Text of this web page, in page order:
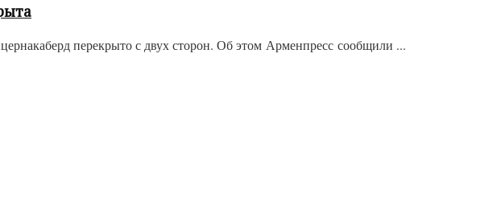
перекрыто с двух сторон. Об этом Арменпресс сообщили ...